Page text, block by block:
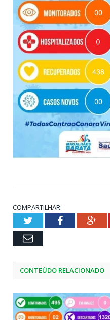
COMPARTILHAR:
TwitterFacebook
Email
CONTEÚDO RELACIONADO